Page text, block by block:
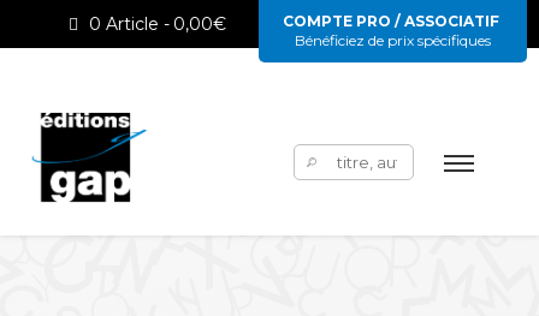
0 Article 0,00€
COMPTE PRO / ASSOCIATIF
Bénéficiez de prix spécifiques
Rechercher :